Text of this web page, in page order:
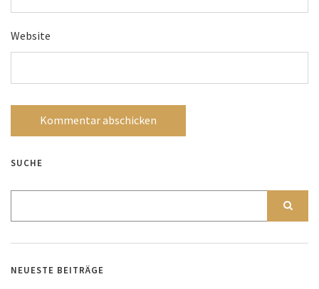
Website
SUCHE
NEUESTE BEITRÄGE